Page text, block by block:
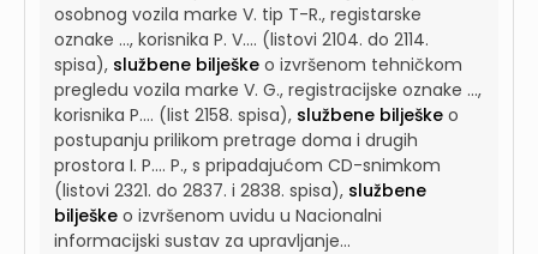
osobnog vozila marke V. tip T-R., registarske
oznake ..., korisnika P. V.... (listovi 2104. do 2114.
spisa), službene bilješke o izvršenom tehničkom
pregledu vozila marke V. G., registracijske oznake ...,
korisnika P.... (list 2158. spisa), službene bilješke o
postupanju prilikom pretrage doma i drugih
prostora I. P.... P., s pripadajućom CD-snimkom
(listovi 2321. do 2837. i 2838. spisa), službene
bilješke o izvršenom uvidu u Nacionalni
informacijski sustav za upravljanje...